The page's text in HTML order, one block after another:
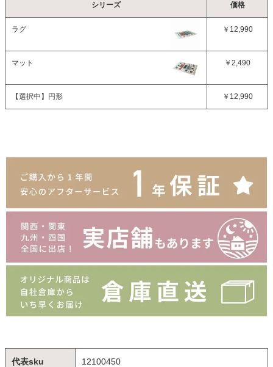
シリーズ 価格
ラグ ￥12,990
マット ￥2,490
【選択中】 円形 ￥12,990
代表sku 12100450